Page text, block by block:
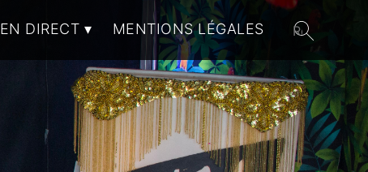
EN DIRECT MENTIONS LÉGALES